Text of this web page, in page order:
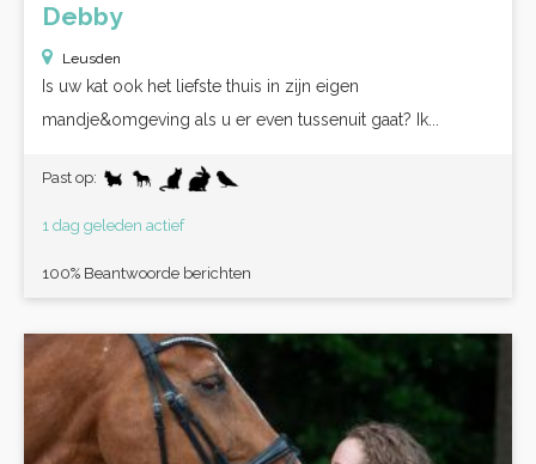
Debby
Leusden
Is uw kat ook het liefste thuis in zijn eigen
mandje&omgeving als u er even tussenuit gaat? Ik...
Past op:
1 dag geleden actief
100% Beantwoorde berichten